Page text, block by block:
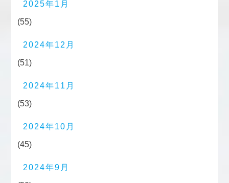
2025年1月
(55)
2024年12月
(51)
2024年11月
(53)
2024年10月
(45)
2024年9月